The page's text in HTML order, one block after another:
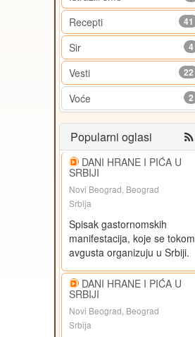
Recepti 41
Sir 4
Vesti 22
Voće 2
Popularni oglasi
DANI HRANE I PIĆA U
SRBIJI
Novi Beograd, Beograd
Srbija
Spisak gastornomskih
manifestacija, koje se tokom
avgusta organizuju u Srbiji.
DANI HRANE I PIĆA U
SRBIJI
Novi Beograd, Beograd
Srbija